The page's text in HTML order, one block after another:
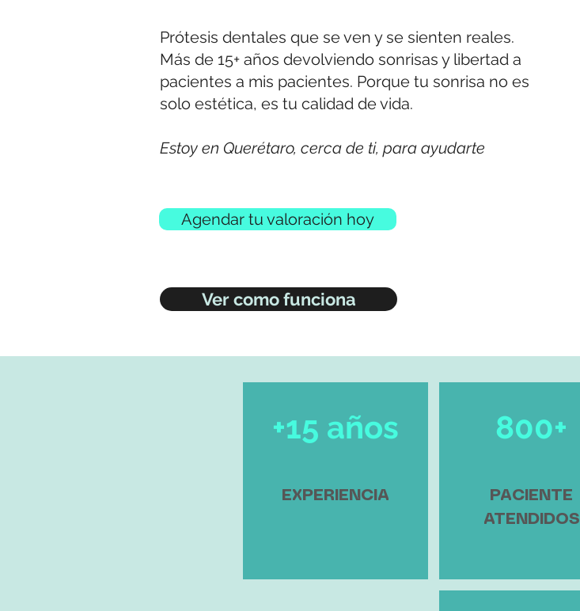
Prótesis dentales que se ven y se sienten reales.
Más de 15+ años devolviendo sonrisas y libertad a
pacientes a mis pacientes. Porque tu sonrisa no es
solo estética, es tu calidad de vida.
Estoy en Querétaro, cerca de ti, para ayudarte
Agendar tu valoración hoy
Ver como funciona
+15 años
EXPERIENCIA
800+
PACIENTE
ATENDIDOS